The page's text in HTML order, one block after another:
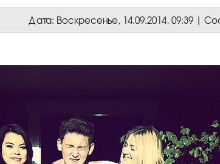
Дата: Воскресенье, 14.09.2014, 09:39 |